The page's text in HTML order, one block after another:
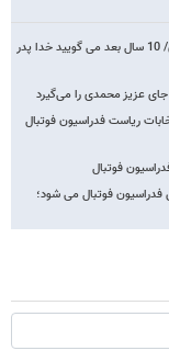
قصه حضور سرداران در فوتبال به روایت عزیز محمدی/ 10 سال بعد می گویید خدا پدر
عزیز محمدی را می‌گیرد
ریاست فدراسیون فوتبال
فوتبال
فدراسیون فوتبال می شود؛